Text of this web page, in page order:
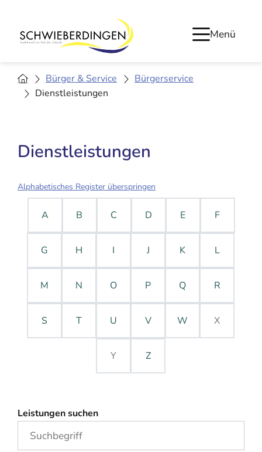
Menü
Bürger & Service
Bürgerservice
Dienstleistungen
Dienstleistungen
Alphabetisches Register überspringen
A B C D E F
G H I J K L
M N O P Q R
S T U V W X
Y Z
Leistungen suchen